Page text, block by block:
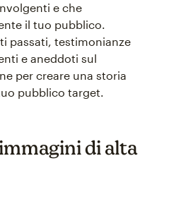
e che
il tuo pubblico.
passati, testimonianze
e aneddoti sul
per creare una storia
pubblico target.
di alta